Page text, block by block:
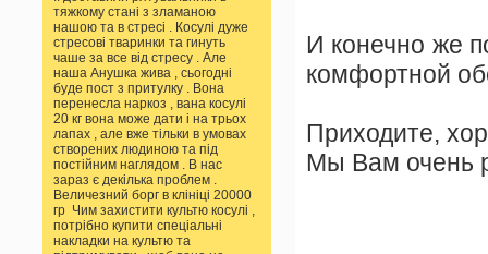
тяжкому стані з зламаною
нашою та в стресі . Косулі дуже
стресові тваринки та гинуть
чаше за все від стресу . Але
наша Анушка жива , сьогодні
буде пост з притулку . Вона
перенесла наркоз , вана косулі
20 кг вона може дати і на трьох
лапах , але вже тільки в умовах
створених людиною та під
постійним наглядом . В нас
зараз є декілька проблем .
Величезний борг в клініці 20000
гр Чим захистити культю косулі ,
потрібно купити спеціальні
накладки на культю та
И конечно же
комфортной
Приходите,
Мы Вам очень